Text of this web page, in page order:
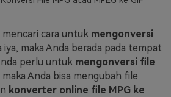
Hubungi Kami
AI
Masuk
dengan AI
mencari cara untuk mengonversi
iya, maka Anda berada pada tempat
perlu untuk mengonversi file
maka Anda bisa mengubah file
konverter online file MPG ke